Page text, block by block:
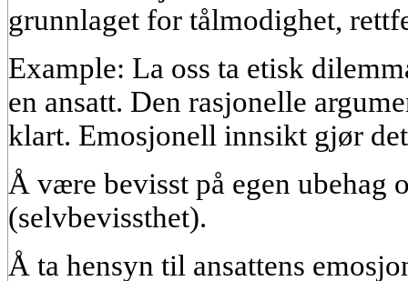
grunnlaget for tålmodighet,
Example: La oss ta etisk
en ansatt. Den rasjonelle
klart. Emosjonell innsikt gjør
Å være bevisst på egen ubehag
(selvbevissthet).
Å ta hensyn til ansattens